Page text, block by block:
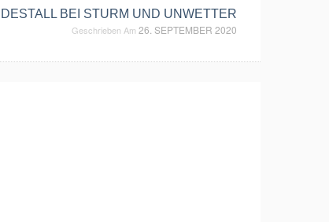
BEI STURM UND UNWETTER
Geschrieben Am 26. SEPTEMBER 2020